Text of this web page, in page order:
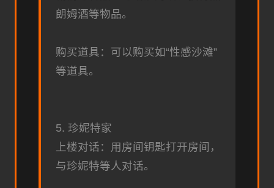
朗姆酒等物品。
购买道具：可以购买如“性感沙滩”
等道具。
5. 珍妮特家
上楼对话：用房间钥匙打开房间，
与珍妮特等人对话。